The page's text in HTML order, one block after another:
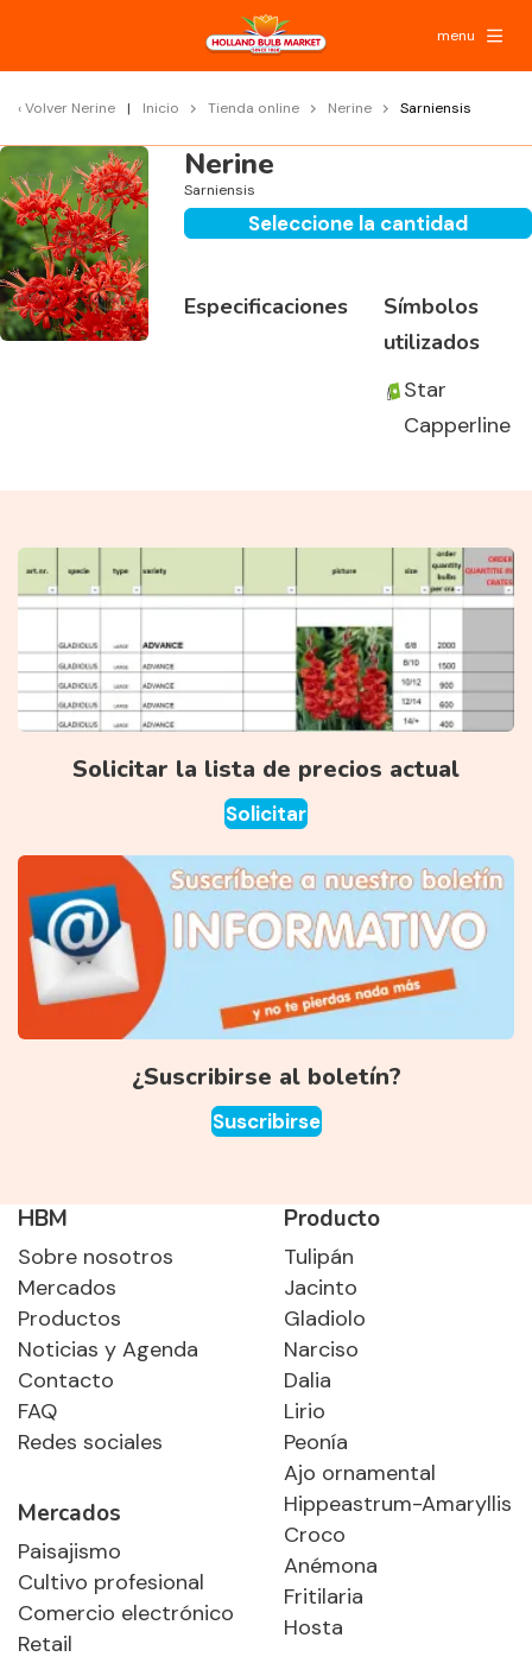
menu
Volver Nerine Inicio Tienda online Nerine Sarniensis
Nerine
Sarniensis
Seleccione la cantidad
Especificaciones
Símbolos
utilizados
Star
Capperline
Solicitar la lista de precios actual
Solicitar
¿Suscribirse al boletín?
Suscribirse
HBM
Sobre nosotros
Mercados
Productos
Noticias y Agenda
Contacto
FAQ
Redes sociales
Mercados
Paisajismo
Cultivo profesional
Comercio electrónico
Retail
Producto
Tulipán
Jacinto
Gladiolo
Narciso
Dalia
Lirio
Peonía
Ajo ornamental
Hippeastrum-Amaryllis
Croco
Anémona
Fritilaria
Hosta